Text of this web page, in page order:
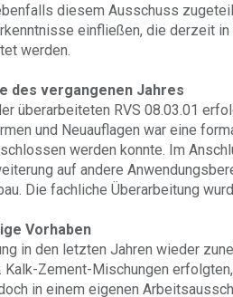
diesem Ausschuss
einfließen, die derzeit
werden.
des vergangenen Jahres
überarbeiteten RVS 08.03.01
und Neuauflagen war eine
werden konnte. Im
auf andere
Die fachliche Überarbeitung
Vorhaben
in den letzten Jahren wieder
Zement-Mischungen
in einem eigenen